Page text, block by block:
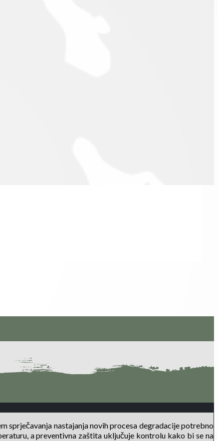
sprječavanja nastajanja novih procesa degradacije potrebno
a preventivna zaštita uključuje kontrolu kako bi se na